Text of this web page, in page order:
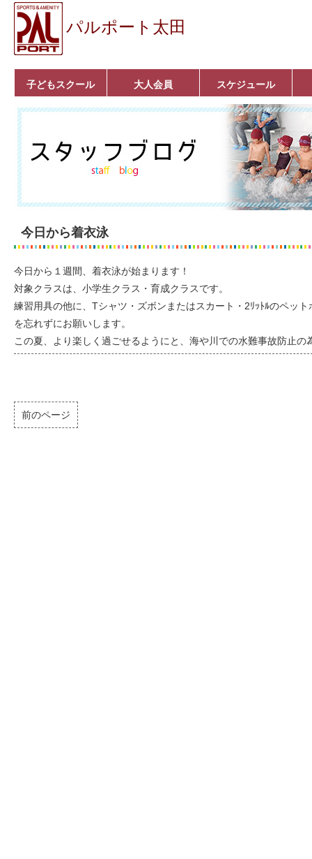
パルポート太田
子どもスクール
ベビーコース
幼児コース
小学生コース
育成コース
選手コース
キッズパーク(体操教
室)
クラシックバレエ
ボルダリング
■入会案内
大人会員
いきいきコース
トライアスロン
フィットネス
■入会案内
スケジュール
今日から着衣泳
今日から１週間、着衣泳が始まります！
対象クラスは、小学生クラス・育成クラスです。
練習用具の他に、Tシャツ・ズボンまたはスカート・2ﾘｯﾄﾙのペッ
を忘れずにお願いします。
この夏、より楽しく過ごせるようにと、海や川での水難事故防止
前のページ